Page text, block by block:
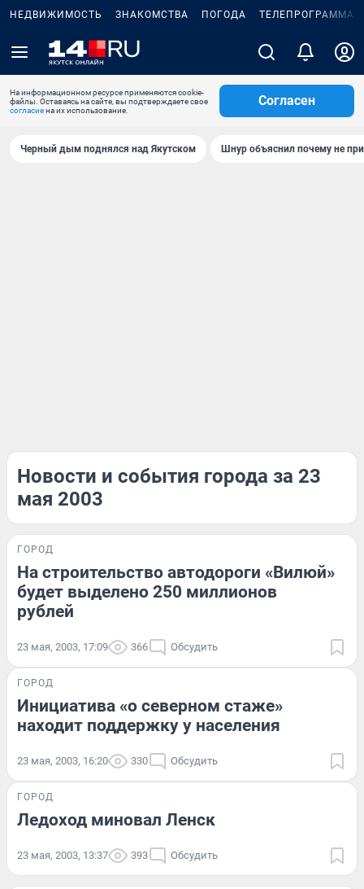
НЕДВИЖИМОСТЬ ЗНАКОМСТВА ПОГОДА ТЕЛЕПРОГРАММА
На информационном ресурсе применяются cookie-
файлы. Оставаясь на сайте, вы подтверждаете свое
согласиена их использование.
Согласен
Черный дым поднялся над Якутском Шнур объяснил почему не
Новости и события города за 23
мая 2003
ГОРОД
На строительство автодороги «Вилюй»
будет выделено 250 миллионов
рублей
23 мая, 2003, 17:09 366 Обсудить
ГОРОД
Инициатива «о северном стаже»
находит поддержку у населения
23 мая, 2003, 16:20 330 Обсудить
ГОРОД
Ледоход миновал Ленск
23 мая, 2003, 13:37 393 Обсудить